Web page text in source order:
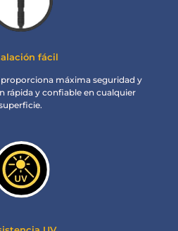
fácil
máxima seguridad y
rápida y confiable en cualquier